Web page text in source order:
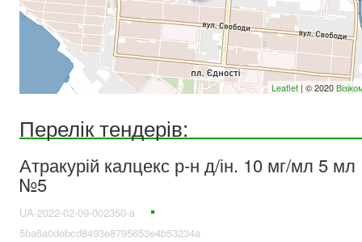
Leaflet | © 2020
Перелік тендерів:
Атракурій калцекс р-н д/ін. 10 мг/мл 5 мл
№5
UA-2022-02-09-002350-a
5ba6a0debcd8493e8795653e4b53234a